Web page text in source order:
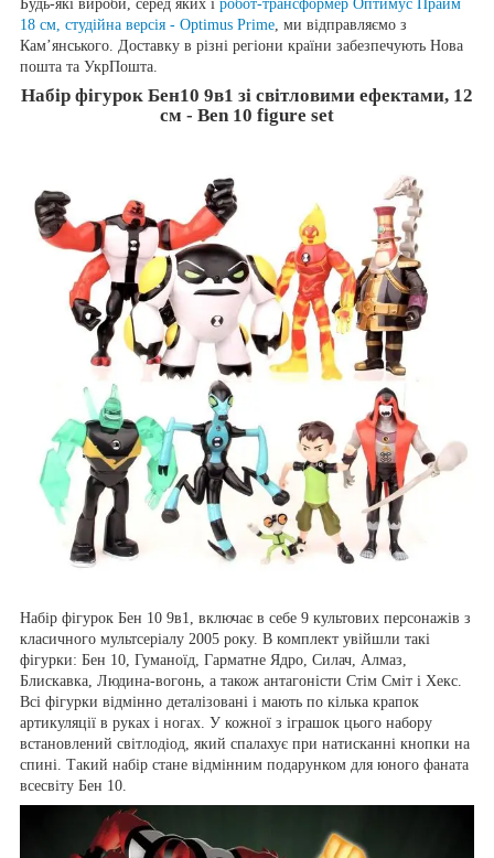
Будь-які вироби, серед яких і робот-трансформер Оптимус Прайм
18 см, студійна версія - Optimus Prime , ми відправляємо з
Кам’янського. Доставку в різні регіони країни забезпечують Нова
пошта та УкрПошта.
Набір фігурок Бен10 9в1 зі світловими ефектами, 12
см - Ben 10 figure set
Набір фігурок Бен 10 9в1, включає в себе 9 культових персонажів з
класичного мультсеріалу 2005 року. В комплект увійшли такі
фігурки: Бен 10, Гуманоїд, Гарматне Ядро, Силач, Алмаз,
Блискавка, Людина-вогонь, а також антагоністи Стім Сміт і Хекс.
Всі фігурки відмінно деталізовані і мають по кілька крапок
артикуляції в руках і ногах. У кожної з іграшок цього набору
встановлений світлодіод, який спалахує при натисканні кнопки на
спині. Такий набір стане відмінним подарунком для юного фаната
всесвіту Бен 10.